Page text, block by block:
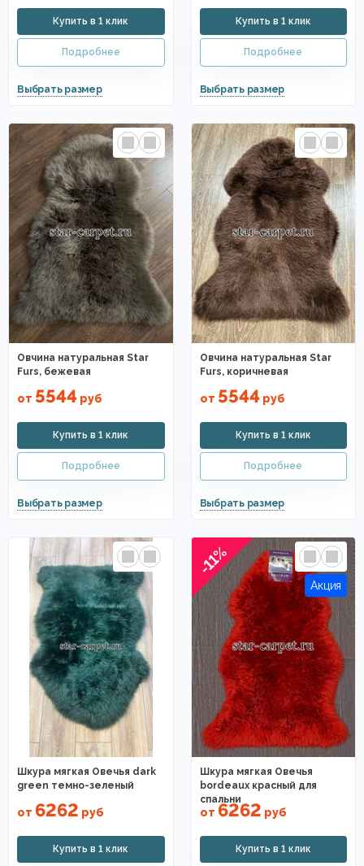
Овчина натуральная Star
Furs, бежевая
от 5544 руб
Овчина натуральная Star
Furs, коричневая
от 5544руб
Шкура мягкая Овечья dark
green темно-зеленый
от 6262 руб
-11%
Шкура мягкая Овечья
bordeaux красный для
спальни
от 6262 руб